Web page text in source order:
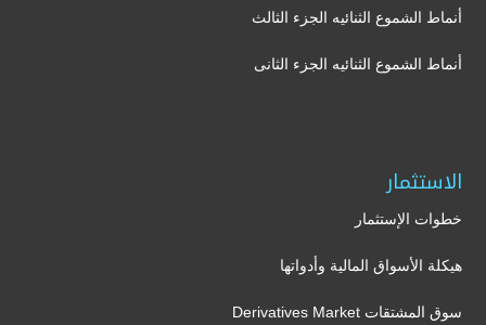
أنماط الشموع الثنائيه الجزء الثالث
أنماط الشموع الثنائيه الجزء الثانى
الاستثمار
خطوات الإستثمار
هيكلة الأسواق المالية وأدواتها
سوق المشتقات Derivatives Market